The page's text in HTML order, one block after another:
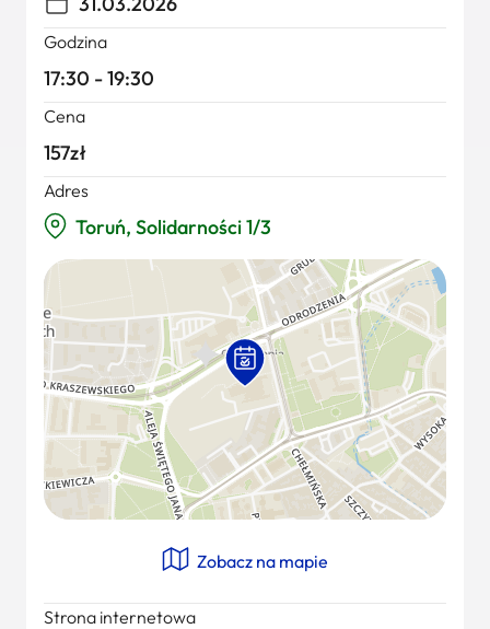
Godzina
17:30 - 19:30
Cena
157zł
Adres
Toruń, Solidarności 1/3
Zobacz na mapie
Strona internetowa